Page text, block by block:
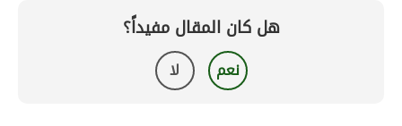
هل كان المقال مفيداً؟
نعم لا